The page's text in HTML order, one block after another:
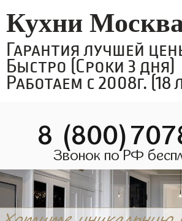
Кухни
Гарантия лучшей
Быстро (Сроки 3 дня)
Работаем с 2008г. (18
8
Звонок по РФ